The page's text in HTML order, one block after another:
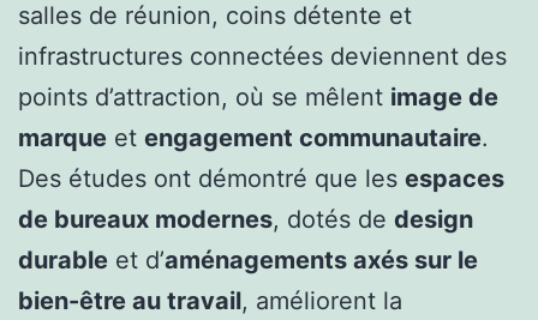
salles de réunion, coins détente et
infrastructures connectées deviennent des
points d’attraction, où se mêlent image de
marque et engagement communautaire.
Des études ont démontré que les espaces
de bureaux modernes, dotés de design
durable et d’aménagements axés sur le
bien-être au travail, améliorent la